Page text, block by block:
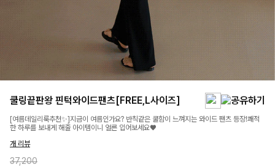
쿨링끝판왕 핀턱와이드팬츠[FREE,L사이즈]
[여름데일리룩추천✨]지금이 여름인가요? 반칙같은 쿨함이 느껴지는 와이드 팬츠 등장!쾌적
한 하루를 보내게 해줄 아이템이니 얼른 입어보세요♥
개 리뷰
37,200